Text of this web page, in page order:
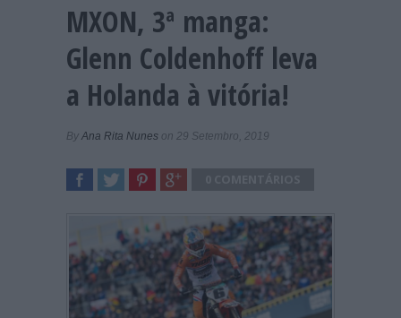
MXON, 3ª manga:
Glenn Coldenhoff leva
a Holanda à vitória!
By Ana Rita Nunes on 29 Setembro, 2019